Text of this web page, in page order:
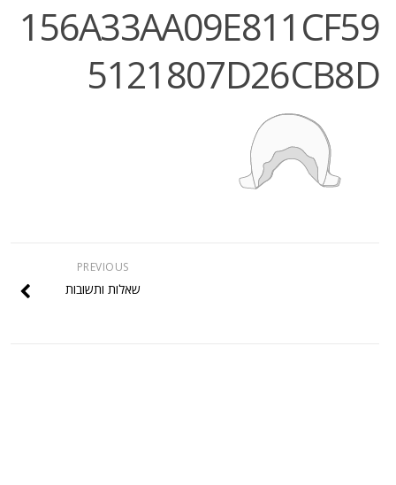
156A33AA09E811CF59
5121807D26CB8D
PREVIOUS
שאלות ותשובות